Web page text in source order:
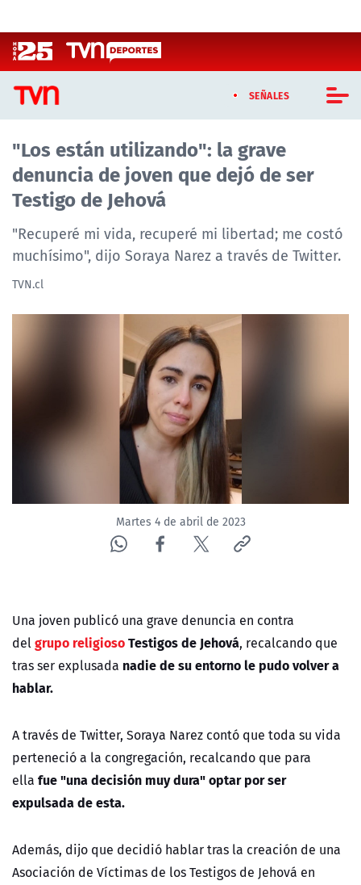
SEÑALES
CASTING MASTERCHEF CHILE
CASTING TVN VERTICAL
TVN VERTICAL
TVN PLAY
NTV
ACTUALIDAD Y TENDENCIAS
CORPORATIVO Y TRANSPARENCIA
CANAL DE DENUNCIAS
ÁREA DE PROYECTOS
"Los están utilizando": la grave
denuncia de joven que dejó de ser
Testigo de Jehová
"Recuperé mi vida, recuperé mi libertad; me costó
muchísimo", dijo Soraya Narez a través de Twitter.
TVN.cl
Martes 4 de abril de 2023
Una joven publicó una grave denuncia en contra
delgrupo religiosoTestigos de Jehová, recalcando que
tras ser explusada nadie de su entorno le pudo volver a
hablar.
A través de Twitter, Soraya Narez contó que toda su vida
perteneció a la congregación, recalcando que para
ella fue "una decisión muy dura" optar por ser
expulsada de esta.
Además, dijo que decidió hablar tras la creación de una
Asociación de Víctimas de los Testigos de Jehová en